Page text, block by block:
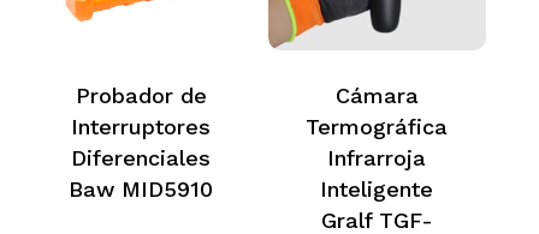
Probador de
Interruptores
Diferenciales
Baw MID5910
Cámara
Termográfica
Infrarroja
Inteligente
Gralf TGF-